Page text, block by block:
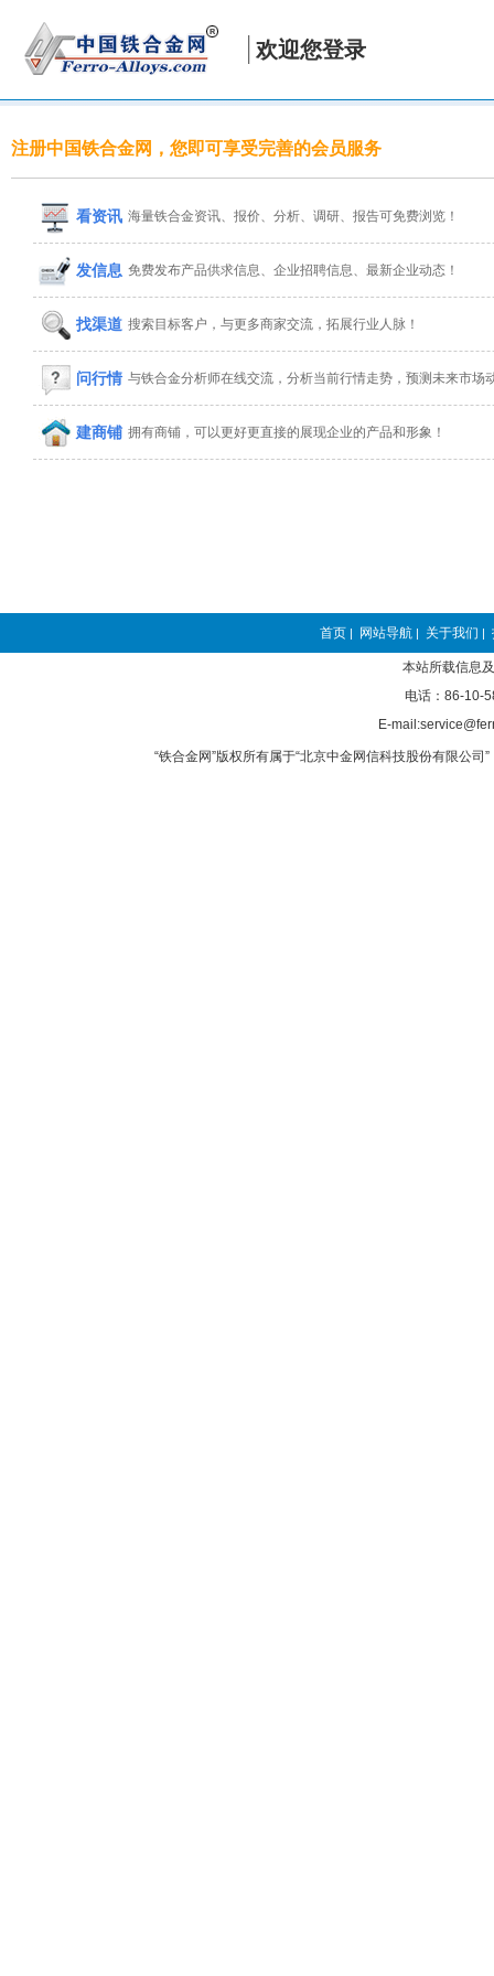
欢迎您登录
注册中国铁合金网，您即可享受完善的会员服务
看资讯 海量铁合金资讯、报价、分析、调研、报告可免费浏览！
发信息 免费发布产品供求信息、企业招聘信息、最新企业动态！
找渠道 搜索目标客户，与更多商家交流，拓展行业人脉！
问行情 与铁合金分析师在线交流，分析当前行情走势，预测未来市场
建商铺 拥有商铺，可以更好更直接的展现企业的产品和形象！
首页 | 网站导航 | 关于我们 |
本站所载信息
电话：86-10-
E-
“铁合金网”版权所有属于“北京中金网信科技股份有限公司